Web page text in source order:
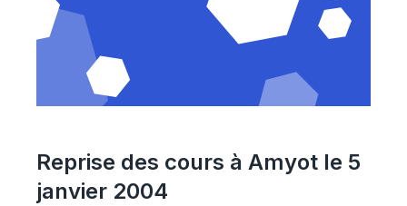
Reprise des cours à Amyot le 5
janvier 2004